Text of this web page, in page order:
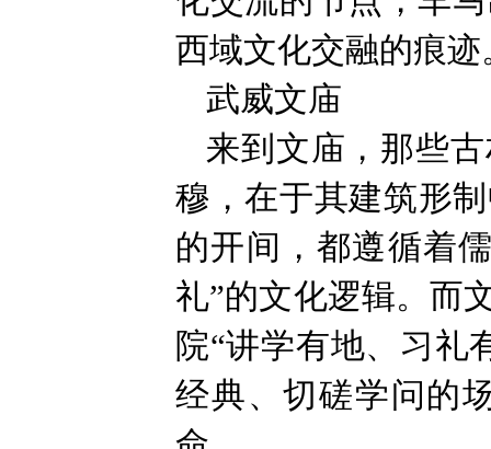
西域文化交融的痕迹
武威文庙
来到文庙，那些
穆，在于其建筑形
的开间，都遵循着
礼”的文化逻辑。而
院“讲学有地、习礼
经典、切磋学问的